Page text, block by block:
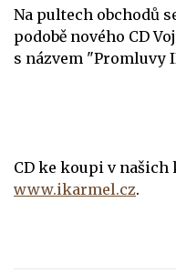
Na pultech obchodů
podobě nového CD
s názvem "Promluvy
CD ke koupi v
www.ikarmel.cz.